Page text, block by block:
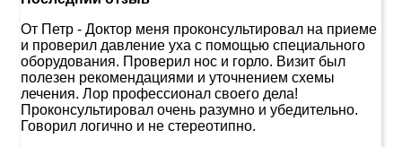
От Петр - Доктор меня проконсультировал на приеме
и проверил давление уха с помощью специального
оборудования. Проверил нос и горло. Визит был
полезен рекомендациями и уточнением схемы
лечения. Лор профессионал своего дела!
Проконсультировал очень разумно и убедительно.
Говорил логично и не стереотипно.